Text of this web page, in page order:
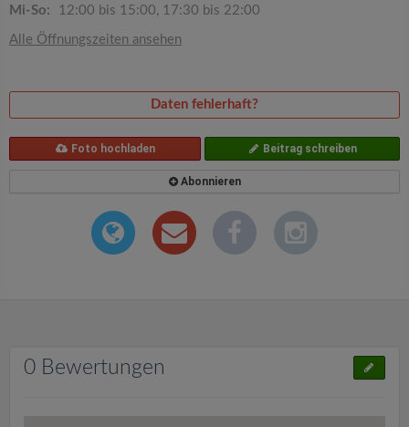
Mi-So: 12:00 bis 15:00, 17:30 bis 22:00
Alle Öffnungszeiten ansehen
Daten fehlerhaft?
Foto hochladen Beitrag schreiben
Abonnieren
0 Bewertungen
i